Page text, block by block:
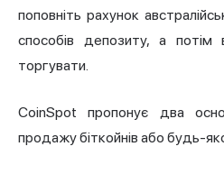
поповніть рахунок
способів депозиту, а потім
торгувати.
CoinSpot пропонує два
продажу біткойнів або будь-